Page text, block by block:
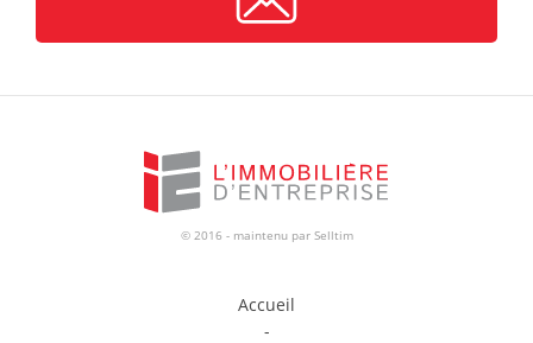
© 2016 - maintenu par Selltim
Accueil
-